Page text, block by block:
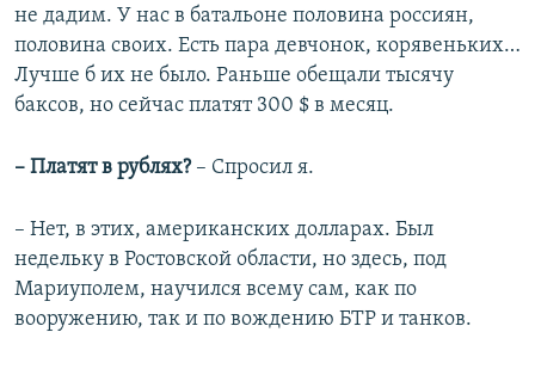
не дадим. У нас в батальоне половина россиян,
половина своих. Есть пара девчонок, корявеньких…
Лучше б их не было. Раньше обещали тысячу
баксов, но сейчас платят 300 $ в месяц.
– Платят в рублях?– Спросил я.
– Нет, в этих, американских долларах. Был
недельку в Ростовской области, но здесь, под
Мариуполем, научился всему сам, как по
вооружению, так и по вождению БТР и танков.